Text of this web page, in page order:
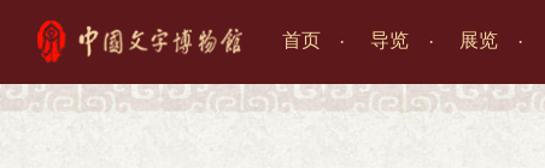
首页 导览 展览
